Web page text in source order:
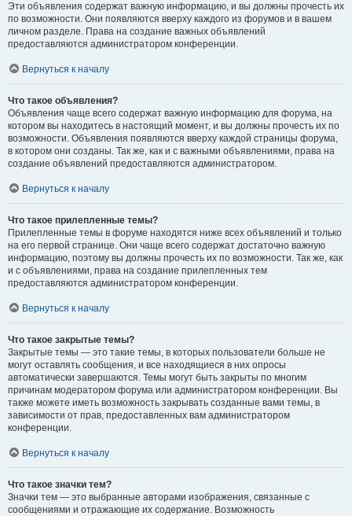
Эти объявления содержат важную информацию, и вы должны прочесть их
по возможности. Они появляются вверху каждого из форумов и в вашем
личном разделе. Права на создание важных объявлений
предоставляются администратором конференции.
Вернуться к началу
Что такое объявления?
Объявления чаще всего содержат важную информацию для форума, на
котором вы находитесь в настоящий момент, и вы должны прочесть их по
возможности. Объявления появляются вверху каждой страницы форума,
в котором они созданы. Так же, как и с важными объявлениями, права на
создание объявлений предоставляются администратором.
Вернуться к началу
Что такое прилепленные темы?
Прилепленные темы в форуме находятся ниже всех объявлений и только
на его первой странице. Они чаще всего содержат достаточно важную
информацию, поэтому вы должны прочесть их по возможности. Так же, как
и с объявлениями, права на создание прилепленных тем
предоставляются администратором конференции.
Вернуться к началу
Что такое закрытые темы?
Закрытые темы — это такие темы, в которых пользователи больше не
могут оставлять сообщения, и все находящиеся в них опросы
автоматически завершаются. Темы могут быть закрыты по многим
причинам модератором форума или администратором конференции. Вы
также можете иметь возможность закрывать созданные вами темы, в
зависимости от прав, предоставленных вам администратором
конференции.
Вернуться к началу
Что такое значки тем?
Значки тем — это выбранные авторами изображения, связанные с
сообщениями и отражающие их содержание. Возможность